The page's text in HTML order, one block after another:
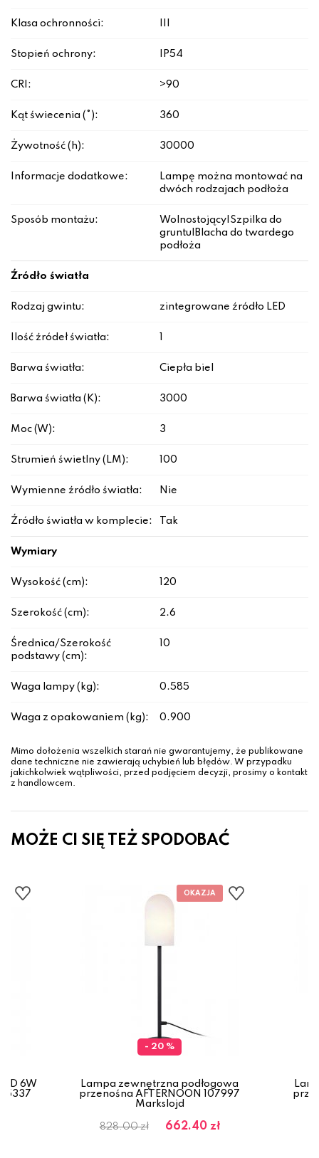
Klasa ochronności:
Stopień ochrony: IP54
CRI: >90
Kąt świecenia (°): 360
Żywotność (h): 30000
Informacje dodatkowe:
Lampę można montować na
dwóch rodzajach podłoża
Sposób montażu:
Wolnostojący|Szpilka do
gruntu|Blacha do twardego
podłoża
Źródło światła
Rodzaj gwintu: zintegrowane źródło LED
Ilość źródeł światła:
Barwa światła: Ciepła biel
Barwa światła (K): 3000
Moc (W): 3
Strumień świetlny (LM): 100
Wymienne źródło światła: Nie
Źródło światła w komplecie: Tak
Wymiary
Wysokość (cm): 120
Szerokość (cm): 2.6
Średnica/Szerokość
podstawy (cm):
10
Waga lampy (kg): 0.585
Waga z opakowaniem (kg): 0.900
Mimo dołożenia wszelkich starań nie gwarantujemy, że publikowane
dane techniczne nie zawierają uchybień lub błędów. W przypadku
jakichkolwiek wątpliwości, przed podjęciem decyzji, prosimy o kontakt
z handlowcem.
MOŻE CI SIĘ TEŻ SPODOBAĆ
6W
- 20 %
Lampa zewnętrzna podłogowa
przenośna AFTERNOON 107997
Markslojd
828.00 zł 662.40 zł